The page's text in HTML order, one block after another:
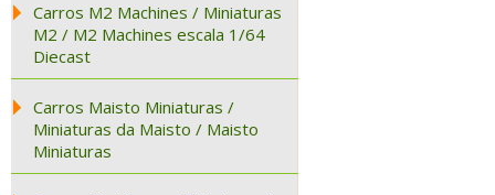
Carros M2 Machines / Miniaturas
M2 / M2 Machines escala 1/64
Diecast
Carros Maisto Miniaturas /
Miniaturas da Maisto / Maisto
Miniaturas